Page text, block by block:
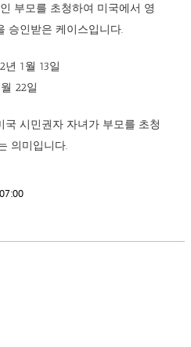
부모를 초청하여 미국에서 영
승인받은 케이스입니다.
1월 13일
22일
시민권자 자녀가 부모를 초청
의미입니다.